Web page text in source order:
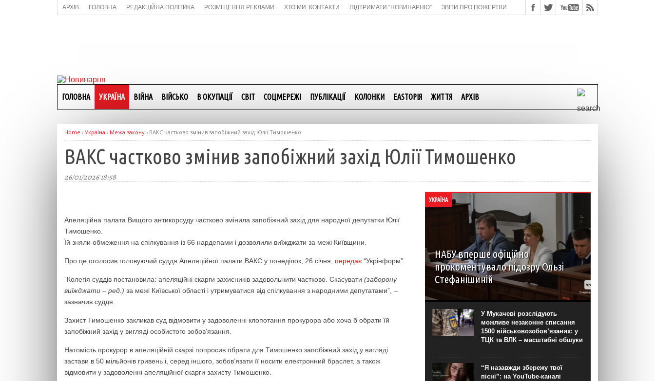
АРХІВ ГОЛОВНА РЕДАКЦІЙНА ПОЛІТИКА РОЗМІЩЕННЯ РЕКЛАМИ ХТО МИ. КОНТАКТИ ПІДТРИМАТИ “НОВИНАРНЮ” ЗВІТИ ПРО ПОЖЕРТВИ
ГОЛОВНА УКРАЇНА ВІЙНА ВІЙСЬКО В ОКУПАЦІЇ СВІТ СОЦМЕРЕЖІ ПУБЛІКАЦІЇ КОЛОНКИ EASTОРІЯ ЖИТТЯ АРХІВ
Home › Україна › Межа закону › ВАКС частково змінив запобіжний захід Юлії Тимошенко
ВАКС частково змінив запобіжний захід Юлії Тимошенко
26/01/2026 18:58
‎Апеляційна палата Вищого антикорсуду частково змінила запобіжний захід для народної депутатки Юлії
Тимошенко.
Їй зняли обмеження на спілкування із 66 нардепами і дозволили виїжджати за межі Київщини.‎
Про це оголосив головуючий суддя Апеляційної палати ВАКС у понеділок, 26 січня, передає “Укрінформ”.
‎”Колегія суддів постановила: апеляційні скарги захисників задовольнити частково. Скасувати (заборону
виїжджати – ред.) за межі Київської області і утримуватися від спілкування з народними депутатами”, –
зазначив суддя.
‎Захист Тимошенко закликав суд відмовити у задоволенні клопотання прокурора або хоча б обрати їй
запобіжний захід у вигляді особистого зобов’язання.
Натомість прокурор ‎в апеляційній скарзі попросив обрати для Тимошенко запобіжний захід у вигляді
застави в 50 мільйонів гривень і, серед іншого, зобов’язати її носити електронний браслет, а також
відмовити у задоволенні апеляційної скарги захисту Тимошенко.
УКРАЇНА
НАБУ вперше офіційно
прокоментувало підозру Ользі
Стефанішиній
НАБУ і САП 6 серпня вперше офіційно
прокоментували підозру експолки України в
США та колишньої віцепрем’єрки Ольги
Стефанішиної. У пресслужбі Національного
антикорбюро розповіли, що підозра оголошена
за ймовірне незаконне збагачення на понад...
У Мукачеві розслідують
можливе незаконне списання
1500 військовозобов’язаних: у
ТЦК та ВЛК – масштабні обшуки
“Я назавжди збережу твої
пісні”: на YouTube-каналі